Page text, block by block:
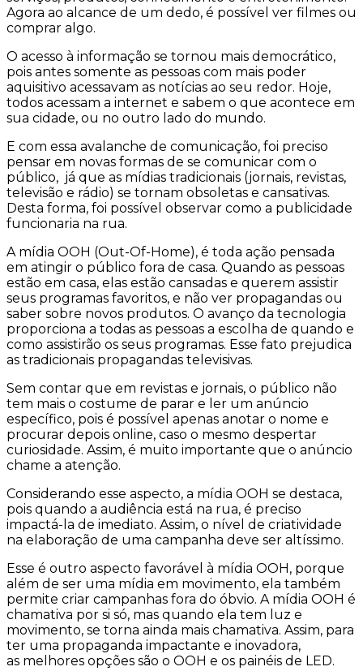
Agora ao alcance de um dedo, é possível ver filmes ou
comprar algo.
O acesso à informação se tornou mais democrático,
pois antes somente as pessoas com mais poder
aquisitivo acessavam as notícias ao seu redor. Hoje,
todos acessam a internet e sabem o que acontece em
sua cidade, ou no outro lado do mundo.
E com essa avalanche de comunicação, foi preciso
pensar em novas formas de se comunicar com o
público, já que as mídias tradicionais (jornais, revistas,
televisão e rádio) se tornam obsoletas e cansativas.
Desta forma, foi possível observar como a publicidade
funcionaria na rua.
A mídia OOH (Out-Of-Home), é toda ação pensada
em atingir o público fora de casa. Quando as pessoas
estão em casa, elas estão cansadas e querem assistir
seus programas favoritos, e não ver propagandas ou
saber sobre novos produtos. O avanço da tecnologia
proporciona a todas as pessoas a escolha de quando e
como assistirão os seus programas. Esse fato prejudica
as tradicionais propagandas televisivas.
Sem contar que em revistas e jornais, o público não
tem mais o costume de parar e ler um anúncio
específico, pois é possível apenas anotar o nome e
procurar depois online, caso o mesmo despertar
curiosidade. Assim, é muito importante que o anúncio
chame a atenção.
Considerando esse aspecto, a mídia OOH se destaca,
pois quando a audiência está na rua, é preciso
impactá-la de imediato. Assim, o nível de criatividade
na elaboração de uma campanha deve ser altíssimo.
Esse é outro aspecto favorável à mídia OOH, porque
além de ser uma mídia em movimento, ela também
permite criar campanhas fora do óbvio. A mídia OOH é
chamativa por si só, mas quando ela tem luz e
movimento, se torna ainda mais chamativa. Assim, para
ter uma propaganda impactante e inovadora,
as melhores opções são o OOH e os painéis de LED.